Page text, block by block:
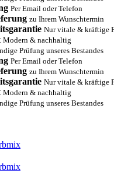
Per Email oder Telefon
zu Ihrem Wunschtermin
Nur vitale & kräftige
Modern & nachhaltig
Prüfung unseres Bestandes
Per Email oder Telefon
zu Ihrem Wunschtermin
Nur vitale & kräftige
Modern & nachhaltig
Prüfung unseres Bestandes